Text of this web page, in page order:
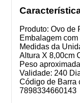
Produto: Ovo de
Embalagem com
Medidas da
Altura X 8,00cm
Peso
Validade: 240
Código de Barra
7898334660143